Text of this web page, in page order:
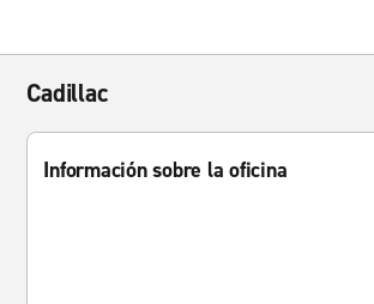
Cadillac
Información sobre la oficina